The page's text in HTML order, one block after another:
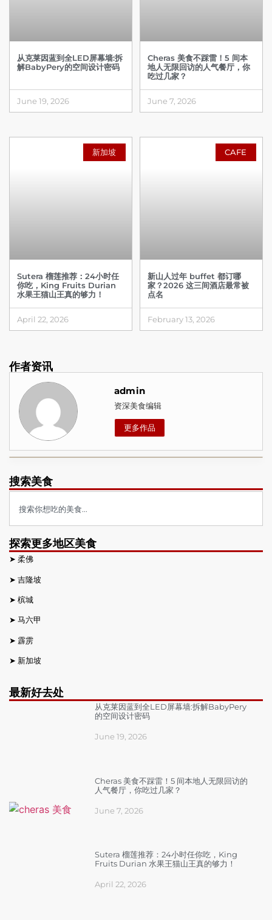
从克莱因蓝到全LED屏幕墙:拆
解BabyPery的空间设计密码
June 19, 2026
Cheras 美食不踩雷！5 间本
地人无限回访的人气餐厅，你
吃过几家？
June 7, 2026
新加坡
Sutera 榴莲推荐：24小时任
你吃，King Fruits Durian
水果王猫山王真的够力！
April 22, 2026
CAFE
新山人过年 buffet 都订哪
家？2026 这三间酒店最常被
点名
February 13, 2026
作者资讯
admin
资深美食编辑
更多作品
搜索美食
探索更多地区美食
➤ 柔佛
➤ 吉隆坡
➤ 槟城
➤ 马六甲
➤ 霹雳
➤ 新加坡
最新好去处
从克莱因蓝到全LED屏幕墙:拆解BabyPery
的空间设计密码
June 19, 2026
Cheras 美食不踩雷！5 间本地人无限回访的
人气餐厅，你吃过几家？
June 7, 2026
Sutera 榴莲推荐：24小时任你吃，King
Fruits Durian 水果王猫山王真的够力！
April 22, 2026